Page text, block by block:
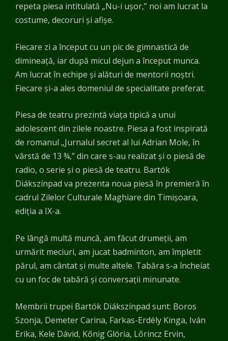
repeta piesa intitulată „Nu-i ușor,” noi am lucrat la
costume, decoruri și afișe.
Fiecare zi a început cu un pic de gimnastică de
dimineață, iar după micul dejun a început munca.
Am lucrat în echipe și alături de mentorii noștri.
Fiecare și-a ales domeniul de specialitate preferat.
Piesa de teatru prezintă viața tipică a unui
adolescent din zilele noastre. Piesa a fost inspirată
de romanul „Jurnalul secret al lui Adrian Mole, în
vârstă de 13 ¾,” din care s-au realizat și o piesă de
radio, o serie și o piesă de teatru. Bartók
Diákszínpad va prezenta noua piesă în premieră în
cadrul Zilelor Culturale Maghiare din Timișoara,
ediția a IX-a.
Pe lângă multă muncă, am făcut drumeții, am
urmărit meciuri, am jucat badminton, am împletit
părul, am cântat și multe altele. Tabăra s-a încheiat
cu un foc de tabără și conversații minunate.
Membrii trupei Bartók Diákszínpad sunt: Boros
Szonja, Demeter Carina, Farkas-Erdély Kinga, Iván
Erika, Kele Dávid, Kőnig Glória, Lőrincz Ervin,